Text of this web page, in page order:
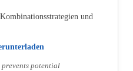
und
potential